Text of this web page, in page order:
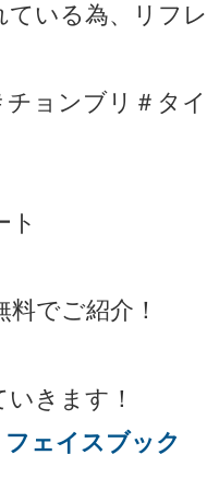
ている為、リフ
チョンブリ＃タ
ト
でご紹介！
きます！
ェイスブック